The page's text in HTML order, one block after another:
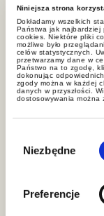
Niniejsza strona
Dokładamy wszelkich
Państwa jak najbardziej
cookies. Niektóre pliki
możliwe było
celów statystycznych.
przetwarzamy dane w
Państwo na to zgodę,
dokonując
zgody można w każdej
danych w przyszłości.
dostosowywania można
zgody
Niezbędne
Preferencje
Unabhängig
Regelungen
die ihr
der
geltend
3.